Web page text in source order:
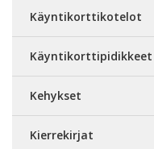
Käyntikorttikotelot
Käyntikorttipidikkeet
Kehykset
Kierrekirjat